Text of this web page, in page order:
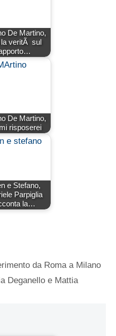
De Martino,
la veritÃ sul
De Martino,
risposerei
e Stefano,
Parpiglia
la…
da Roma a Milano
Deganello e Mattia